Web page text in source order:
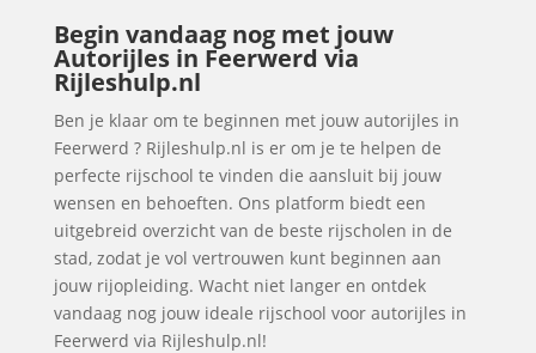
Begin vandaag nog met jouw
Autorijles in Feerwerd via
Rijleshulp.nl
Ben je klaar om te beginnen met jouw autorijles in
Feerwerd ? Rijleshulp.nl is er om je te helpen de
perfecte rijschool te vinden die aansluit bij jouw
wensen en behoeften. Ons platform biedt een
uitgebreid overzicht van de beste rijscholen in de
stad, zodat je vol vertrouwen kunt beginnen aan
jouw rijopleiding. Wacht niet langer en ontdek
vandaag nog jouw ideale rijschool voor autorijles in
Feerwerd via Rijleshulp.nl!